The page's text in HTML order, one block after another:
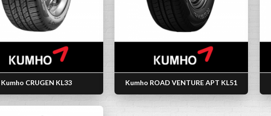
Kumho CRUGEN KL33 Kumho ROAD VENTURE APT KL51